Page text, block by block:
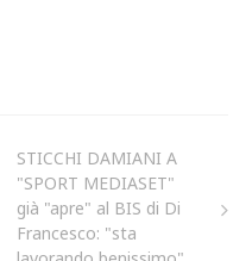
STICCHI DAMIANI A
"SPORT MEDIASET"
già "apre" al BIS di Di
Francesco: "sta